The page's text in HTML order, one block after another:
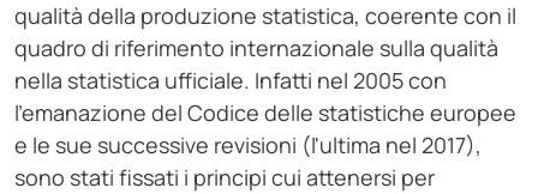
qualità della produzione statistica, coerente con il
quadro di riferimento internazionale sulla qualità
nella statistica ufficiale. Infatti nel 2005 con
l'emanazione del Codice delle statistiche europee
e le sue successive revisioni (l'ultima nel 2017),
sono stati fissati i principi cui attenersi per